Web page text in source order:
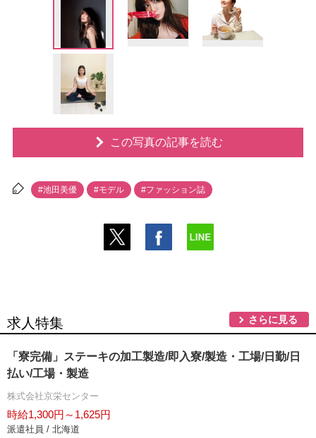
この写真の記事を読む
#池田美優 #モデル #ファッション誌
求人特集 さらに見る
「寮完備」ステーキの加工製造/即入寮/製造・工場/日勤/日
払い/工場・製造
株式会社京栄センター
時給1,300円～1,625円
派遣社員 / 北海道